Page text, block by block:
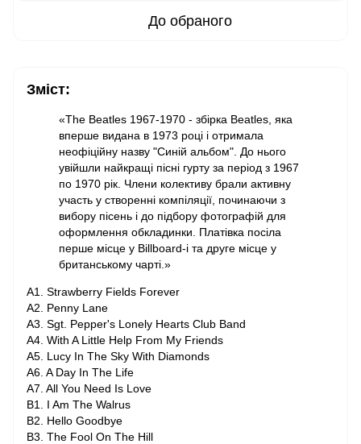
До обраного
Зміст:
«The Beatles 1967-1970 - збірка Beatles, яка
вперше видана в 1973 році і отримала
неофіційну назву "Синій альбом". До нього
увійшли найкращі пісні гурту за період з 1967
по 1970 рік. Члени колективу брали активну
участь у створенні компіляції, починаючи з
вибору пісень і до підбору фотографій для
оформлення обкладинки. Платівка посіла
перше місце у Billboard-і та друге місце у
британському чарті.»
A1. Strawberry Fields Forever
A2. Penny Lane
A3. Sgt. Pepper's Lonely Hearts Club Band
A4. With A Little Help From My Friends
A5. Lucy In The Sky With Diamonds
A6. A Day In The Life
A7. All You Need Is Love
B1. I Am The Walrus
B2. Hello Goodbye
B3. The Fool On The Hill